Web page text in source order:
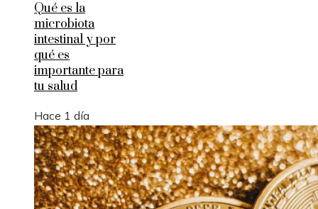
Qué es la
microbiota
intestinal y por
qué es
importante para
tu salud
Hace 1 día